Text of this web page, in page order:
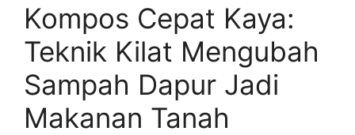
Kompos Cepat Kaya:
Teknik Kilat Mengubah
Sampah Dapur Jadi
Makanan Tanah